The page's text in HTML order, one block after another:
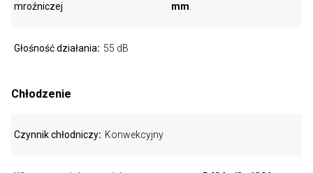
mroźniczej
mm
Głośność działania 55 dB
Chłodzenie
Czynnik chłodniczy Konwekcyjny